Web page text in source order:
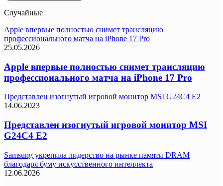
Случайные
Apple впервые полностью снимет трансляцию
профессионального матча на iPhone 17 Pro
25.05.2026
Apple впервые полностью снимет трансляцию
профессионального матча на iPhone 17 Pro
Представлен изогнутый игровой монитор MSI G24C4 E2
14.06.2023
Представлен изогнутый игровой монитор MSI
G24C4 E2
Samsung укрепила лидерство на рынке памяти DRAM
благодаря буму искусственного интеллекта
12.06.2026